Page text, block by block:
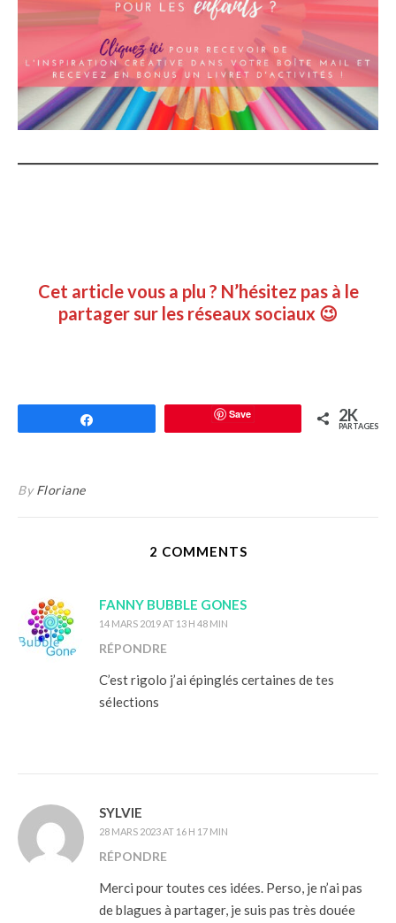
Cet article vous a plu ? N’hésitez pas à le
partager sur les réseaux sociaux 😉
Save 2K
PARTAGES
ByFloriane
2 COMMENTS
FANNY BUBBLE GONES
14 MARS 2019 AT 13 H 48 MIN
RÉPONDRE
C’est rigolo j’ai épinglés certaines de tes
sélections
SYLVIE
28 MARS 2023 AT 16 H 17 MIN
RÉPONDRE
Merci pour toutes ces idées. Perso, je n’ai pas
de blagues à partager, je suis pas très douée